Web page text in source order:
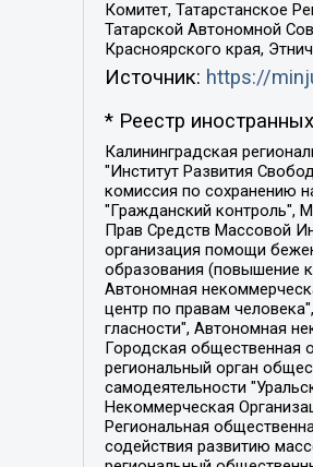
Комитет, Татарстанское
Татарской Автономной
Красноярского края,
Источник: https://
* Реестр
Калининградская региональная общественная организация "Экозащита!-Женсовет", Фонд содействия защите прав и свобод граждан "Общественный вердикт", Фонд "Институт Развития Свободы Информации", Частное учреждение "Информационное агентство МЕМО. РУ", Региональная общественная организация "Общественная комиссия по сохранению наследия академика Сахарова", Фонд поддержки свободы прессы, Санкт-Петербургская общественная правозащитная организация "Гражданский контроль", Межрегиональная общественная организация "Информационно-просветительский центр "Мемориал", Региональный Фонд "Центр Защиты Прав Средств Массовой Информации", с 05.12.2023 Фонд "Центр Защиты Прав Средств массовой информации", Региональная общественная благотворительная организация помощи беженцам и мигрантам "Гражданское содействие", Негосударственное образовательное учреждение дополнительного профессионального образования (повышение квалификации) специалистов "АКАДЕМИЯ ПО ПРАВАМ ЧЕЛОВЕКА", Свердловская региональная общественная организация "Сутяжник", Автономная некоммерческая организация "Центр независимых социологических исследований", Союз общественных объединений "Российский исследовательский центр по правам человека", Региональное общественное учреждение научно-информационный центр "МЕМОРИАЛ", Некоммерческая организация "Фонд защиты гласности", Автономная некоммерческая организация "Институт прав человека", Городская общественная организация "Екатеринбургское общество "МЕМОРИАЛ", Городская общественная организация "Рязанское историко-просветительское и правозащитное